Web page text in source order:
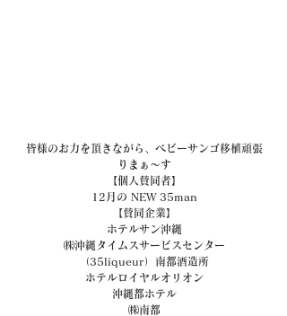
皆様のお力を頂きながら、ベビーサンゴ移植頑張
りまぁ～す
【個人賛同者】
12月の NEW 35man
【賛同企業】
ホテルサン沖縄
㈱沖縄タイムスサービスセンター
（35liqueur）南都酒造所
ホテルロイヤルオリオン
沖縄都ホテル
㈱南都